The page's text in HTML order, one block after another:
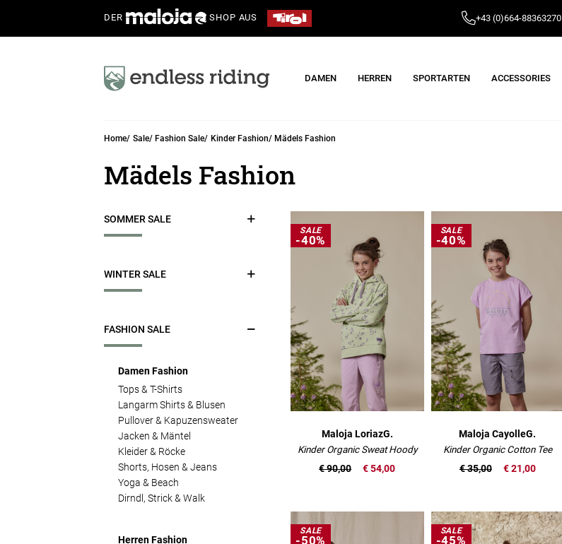
DER SHOP AUS +43 (0)664-88363270
DAMEN HERREN SPORTARTEN ACCESSORIES
Home Sale Fashion Sale Kinder Fashion Mädels Fashion
Mädels Fashion
SALE
-40%
Maloja LoriazG.
Kinder Organic Sweat Hoody
€ 54,00
€ 90,00
SALE
-40%
Maloja CayolleG.
Kinder Organic Cotton Tee
€ 21,00
€ 35,00
SALE
-50%
SALE
-45%
SOMMER SALE
Hardshell & Windblock
Jacken & Westen
MTB Shorts & Radhosen
Running
Yoga & Beachwear
Herren Funktion
Regen & Windshells
Jacken & Westen
Radtrikots & Tops
MTB Shorts & Radhosen
Trailrunning
WINTER SALE
Hardshell & Softshell
Langlauf & Skitour
Daune
Röcke & Shorts
Wandern, Outdoor &
Multisport
Herren Funktion
Hardshell & Softshell
Langlauf & Skitour
Skijacken, Primaloft &
Multisport
FASHION SALE
Damen Fashion
Tops & T-Shirts
Langarm Shirts & Blusen
Pullover & Kapuzensweater
Jacken & Mäntel
Kleider & Röcke
Shorts, Hosen & Jeans
Yoga & Beach
Dirndl, Strick & Walk
Herren Fashion